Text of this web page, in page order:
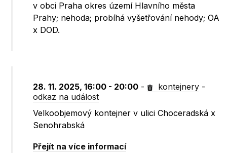
v obci Praha okres území Hlavního města
Prahy; nehoda; probíhá vyšetřování nehody; OA
x DOD.
28. 11. 2025, 16:00 - 20:00 - kontejnery -
odkaz na událost
Velkoobjemový kontejner v ulici Choceradská x
Senohrabská
Přejít na více informací